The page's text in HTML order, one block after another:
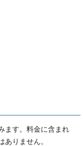
ます。料金に含まれ
ありません。